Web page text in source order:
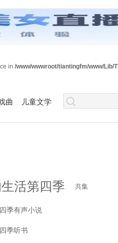
in /www/wwwroot/tiantingfm/www/Lib/
曲 儿童文学
活第四季 共集
季有声小说
季听书